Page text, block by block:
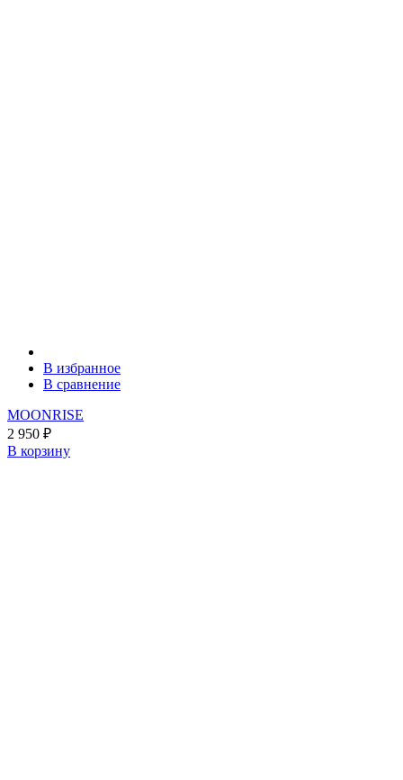
В избранное
В сравнение
MOONRISE
2 950 ₽
В корзину